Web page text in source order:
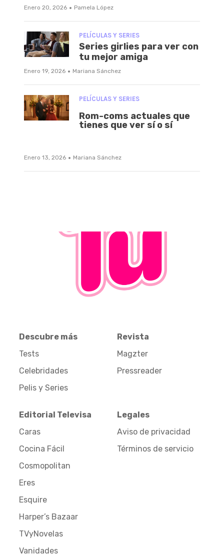
Enero 20, 2026 · Pamela López
PELÍCULAS Y SERIES
Series girlies para ver con
tu mejor amiga
Enero 19, 2026 · Mariana Sánchez
PELÍCULAS Y SERIES
Rom-coms actuales que
tienes que ver sí o sí
Enero 13, 2026 · Mariana Sánchez
Descubre más
Tests
Celebridades
Pelis y Series
Revista
Magzter
Pressreader
Editorial Televisa
Caras
Cocina Fácil
Cosmopolitan
Eres
Esquire
Harper’s Bazaar
TVyNovelas
Vanidades
Legales
Aviso de privacidad
Términos de servicio